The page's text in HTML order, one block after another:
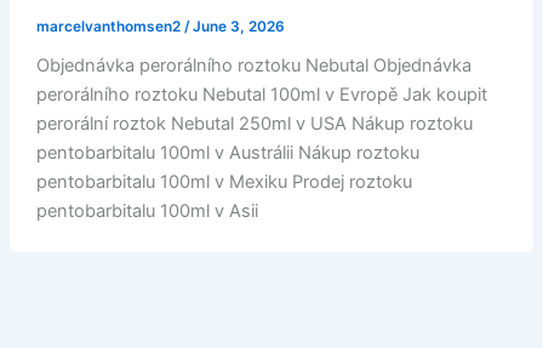
marcelvanthomsen2 /June 3, 2026
Objednávka perorálního roztoku Nebutal Objednávka
perorálního roztoku Nebutal 100ml v Evropě Jak koupit
perorální roztok Nebutal 250ml v USA Nákup roztoku
pentobarbitalu 100ml v Austrálii Nákup roztoku
pentobarbitalu 100ml v Mexiku Prodej roztoku
pentobarbitalu 100ml v Asii